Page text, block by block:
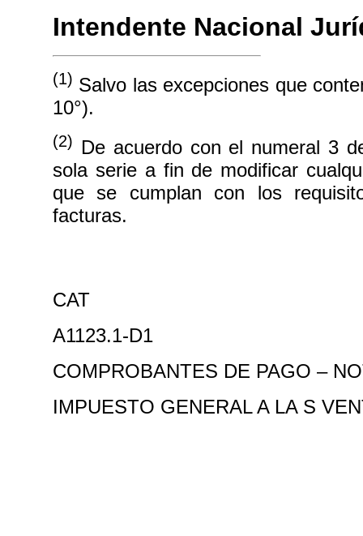
Intendente Nacional
(1) Salvo las excepciones que
10°).
(2) De acuerdo con el numeral 3
sola serie a fin de modificar
que se cumplan con los
facturas.
CAT
A1123.1-D1
COMPROBANTES DE PAGO –
IMPUESTO GENERAL A LA S